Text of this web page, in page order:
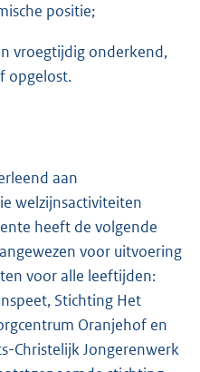
positie;
vroegtijdig onderkend,
opgelost.
aan
welzijnsactiviteiten
heeft de volgende
voor uitvoering
voor alle leeftijden:
Stichting Het
Oranjehof en
Christelijk Jongerenwerk